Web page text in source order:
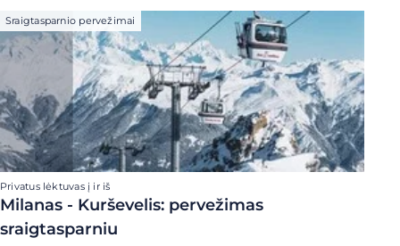
Sraigtasparnio pervežimai
Privatus lėktuvas į ir iš
Milanas - Kurševelis: pervežimas
sraigtasparniu